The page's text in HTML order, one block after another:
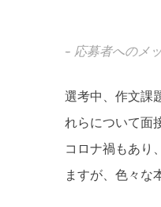
-- 応募者へのメ
選考中、作文課
れらについて面
コロナ禍もあり
ますが、色々な